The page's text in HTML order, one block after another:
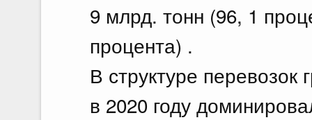
9 млрд. тонн (96, 1
процента) .
В структуре перевозок
в 2020 году